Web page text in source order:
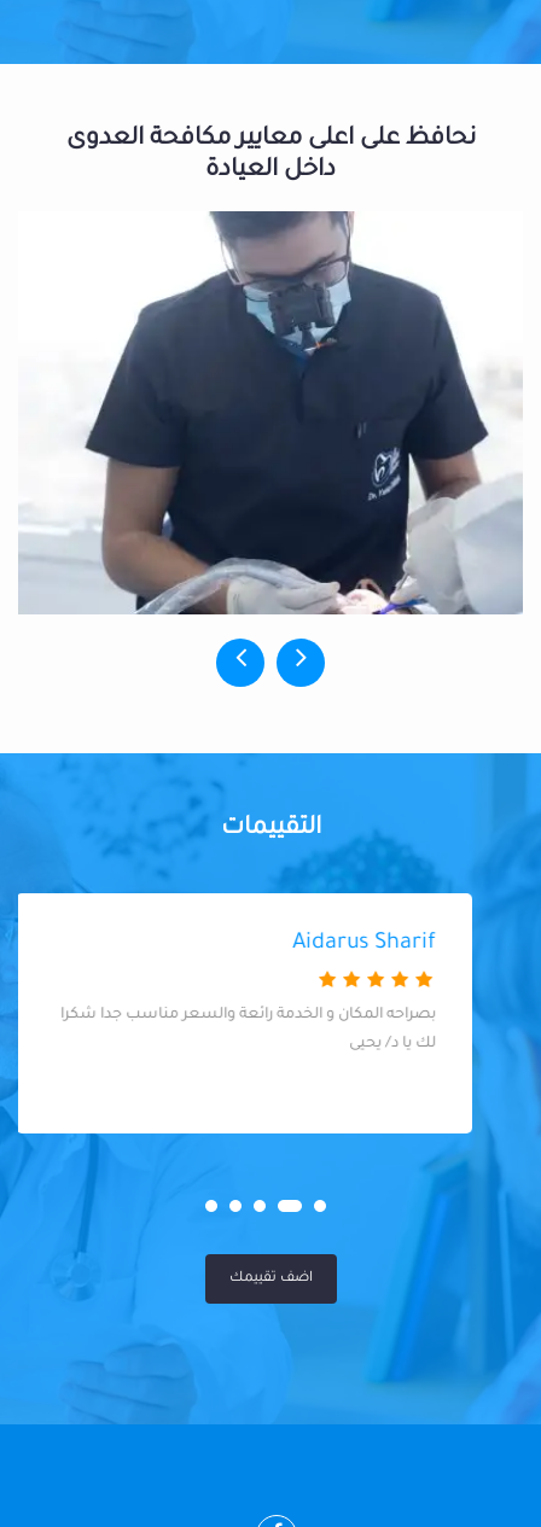
نحافظ على اعلى معايير مكافحة العدوى
داخل العيادة
التقييمات
Aidarus Sharif
بصراحه المكان و الخدمة رائعة والسعر مناسب جدا شكرا
لك يا د/ يحيى
اضف تقييمك